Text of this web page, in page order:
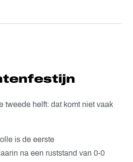
tweede helft: dat komt niet vaak
is de eerste
na een ruststand van 0-0